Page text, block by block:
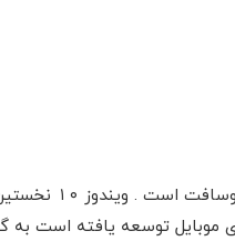
موبایل توسعه یافته است